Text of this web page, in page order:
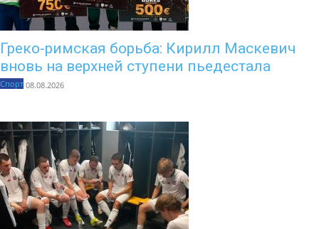
Греко-римская борьба: Кирилл Маскевич
вновь на верхней ступени пьедестала
Спорт 08.08.2026